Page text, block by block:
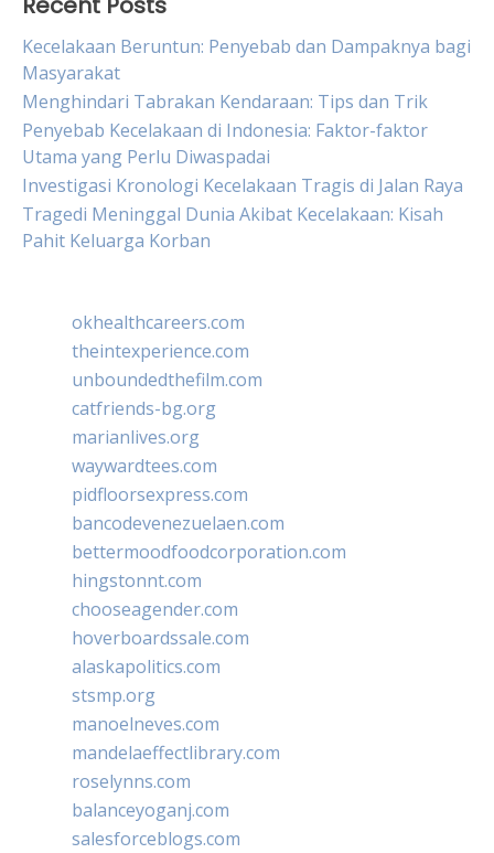
Kecelakaan Beruntun: Penyebab dan Dampaknya bagi
Masyarakat
Menghindari Tabrakan Kendaraan: Tips dan Trik
Penyebab Kecelakaan di Indonesia: Faktor-faktor
Utama yang Perlu Diwaspadai
Investigasi Kronologi Kecelakaan Tragis di Jalan Raya
Tragedi Meninggal Dunia Akibat Kecelakaan: Kisah
Pahit Keluarga Korban
okhealthcareers.com
theintexperience.com
unboundedthefilm.com
catfriends-bg.org
marianlives.org
waywardtees.com
pidfloorsexpress.com
bancodevenezuelaen.com
bettermoodfoodcorporation.com
hingstonnt.com
chooseagender.com
hoverboardssale.com
alaskapolitics.com
stsmp.org
manoelneves.com
mandelaeffectlibrary.com
roselynns.com
balanceyoganj.com
salesforceblogs.com